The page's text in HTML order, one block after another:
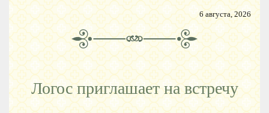
6 августа, 2026
Логос приглашает на встречу